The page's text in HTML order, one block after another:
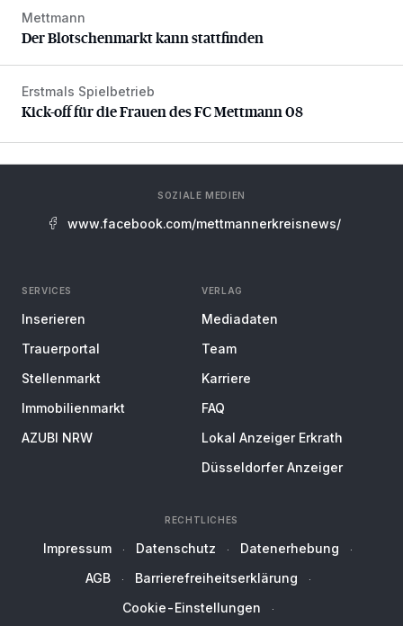
Der Blotschenmarkt kann stattfinden
Mettmann
Der Blotschenmarkt kann stattfinden
Kick-off für die Frauen des FC Mettmann 08
Erstmals Spielbetrieb
Kick-off für die Frauen des FC Mettmann 08
SOZIALE MEDIEN
www.facebook.com/mettmannerkreisnews/
SERVICES
Inserieren
Trauerportal
Stellenmarkt
Immobilienmarkt
AZUBI NRW
VERLAG
Mediadaten
Team
Karriere
FAQ
Lokal Anzeiger Erkrath
Düsseldorfer Anzeiger
RECHTLICHES
Impressum Datenschutz
Datenerhebung
AGB
Barrierefreiheitserklärung
Cookie-Einstellungen